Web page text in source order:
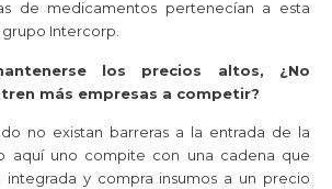
de medicamentos pertenecían a esta
Intercorp.
los precios altos, ¿No
más empresas a competir?
no existan barreras a la entrada de la
aquí uno compite con una cadena que
integrada y compra insumos a un precio